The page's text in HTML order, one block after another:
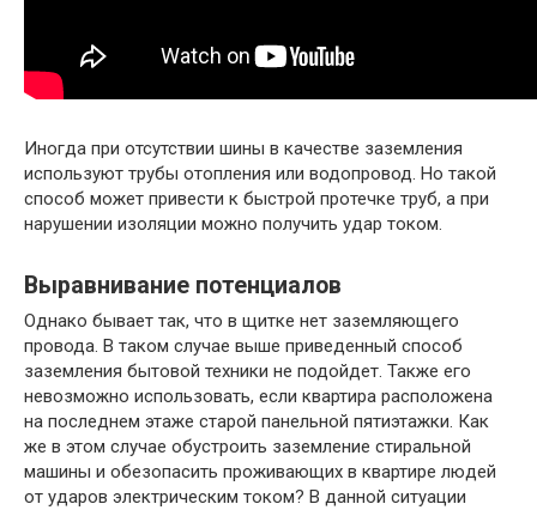
Иногда при отсутствии шины в качестве заземления
используют трубы отопления или водопровод. Но такой
способ может привести к быстрой протечке труб, а при
нарушении изоляции можно получить удар током.
Выравнивание потенциалов
Однако бывает так, что в щитке нет заземляющего
провода. В таком случае выше приведенный способ
заземления бытовой техники не подойдет. Также его
невозможно использовать, если квартира расположена
на последнем этаже старой панельной пятиэтажки. Как
же в этом случае обустроить заземление стиральной
машины и обезопасить проживающих в квартире людей
от ударов электрическим током? В данной ситуации